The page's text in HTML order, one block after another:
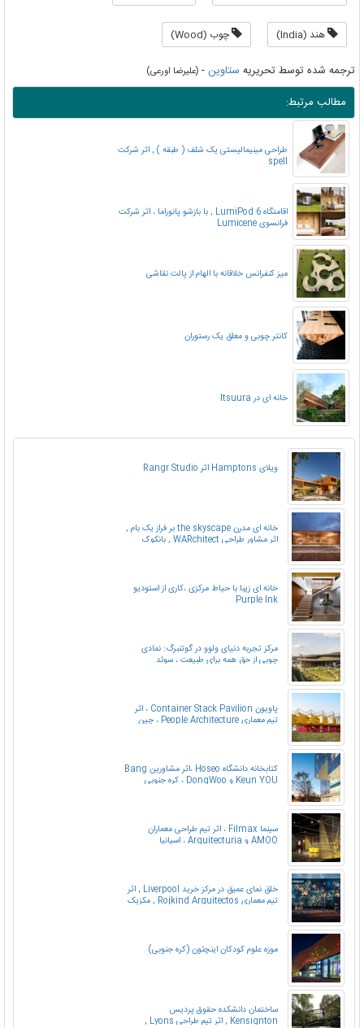
هند (India) چوب (Wood)
ترجمه شده توسط تحریریه ستاوین- (علیرضا اورعی)
مطالب مرتبط:
طراحی مینیمالیستی یک شلف ( طبقه ) , اثر شرکت
spell
اقامتگاه LumiPod 6 , با بازشو پانوراما ، اثر شرکت
فرانسوی Lumicene
میز کنفرانس خلاقانه با الهام از پالت نقاشی
کانتر چوبی و معلق یک رستوران
خانه ای در Itsuura
ویلای Hamptons اثر Rangr Studio
خانه ای مدرن the skyscape بر فراز یک بام ,
اثر مشاور طراحی WARchitect , بانکوک
خانه ای زیبا با حیاط مرکزی ،کاری از استودیو
Purple Ink
مرکز تجربه دنیای ولوو در گوتنبرگ: نمادی
چوبی از حق همه برای طبیعت ، سوئد
پاویون Container Stack Pavilion ، اثر
تیم معماری People Architecture ، چین
کتابخانه دانشگاه Hoseo ،اثر مشاورین Bang
Keun YOU و DongWoo ، کره جنوبی
سینما Filmax ، اثر تیم طراحی معماران
AMOO و Arquitecturia ، اسپانیا
خلق نمای عمیق در مرکز خرید Liverpool , اثر
تیم معماری Rojkind Arquitectos , مکزیک
موزه علوم کودکان اینچئون (کره جنوبی)
ساختمان دانشکده حقوق پردیس
Kensignton , اثر تیم طراحی Lyons ,